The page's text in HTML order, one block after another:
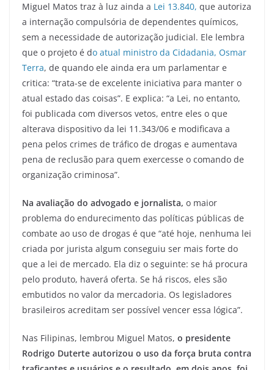
Miguel Matos traz à luz ainda a Lei 13.840, que autoriza
a internação compulsória de dependentes químicos,
sem a necessidade de autorização judicial. Ele lembra
que o projeto é do atual ministro da Cidadania, Osmar
Terra, de quando ele ainda era um parlamentar e
critica: “trata-se de excelente iniciativa para manter o
atual estado das coisas”. E explica: “a Lei, no entanto,
foi publicada com diversos vetos, entre eles o que
alterava dispositivo da lei 11.343/06 e modificava a
pena pelos crimes de tráfico de drogas e aumentava
pena de reclusão para quem exercesse o comando de
organização criminosa”.
Na avaliação do advogado e jornalista, o maior
problema do endurecimento das políticas públicas de
combate ao uso de drogas é que “até hoje, nenhuma lei
criada por jurista algum conseguiu ser mais forte do
que a lei de mercado. Ela diz o seguinte: se há procura
pelo produto, haverá oferta. Se há riscos, eles são
embutidos no valor da mercadoria. Os legisladores
brasileiros acreditam ser possível vencer essa lógica”.
Nas Filipinas, lembrou Miguel Matos, o presidente
Rodrigo Duterte autorizou o uso da força bruta contra